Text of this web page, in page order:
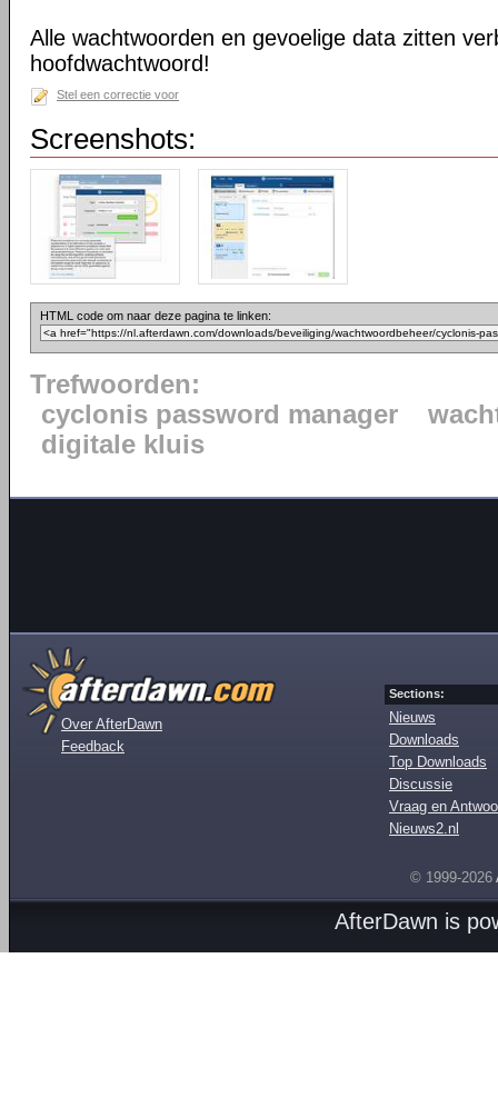
Alle wachtwoorden en gevoelige data zitten
hoofdwachtwoord!
Stel een correctie voor
Screenshots:
HTML code om naar deze pagina te linken:
Trefwoorden:
cyclonis password manager
digitale kluis
Over AfterDawn
Feedback
Sections:
Nieuws
Downloads
Top Downloads
Discussie
Vraag en
Nieuws2.nl
© 1999-2026
AfterDawn is